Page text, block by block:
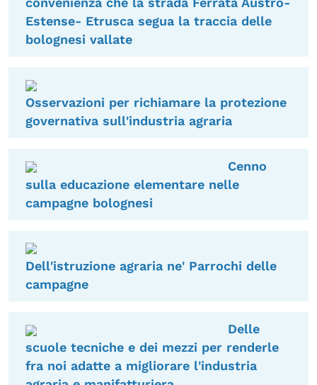
Estense- Etrusca segua la traccia delle
bolognesi vallate
Osservazioni per richiamare la protezione
governativa sull'industria agraria
Cenno
sulla educazione elementare nelle
campagne bolognesi
Dell'istruzione agraria ne' Parrochi delle
campagne
Delle
scuole tecniche e dei mezzi per renderle
fra noi adatte a migliorare l'industria